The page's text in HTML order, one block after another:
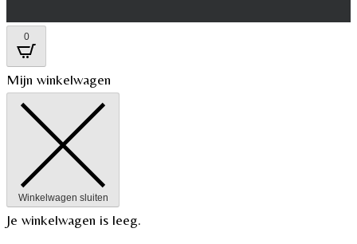
0
Mijn winkelwagen
Winkelwagen sluiten
Je winkelwagen is leeg.